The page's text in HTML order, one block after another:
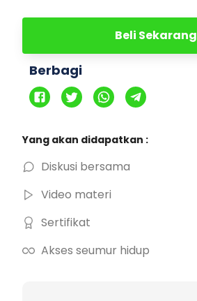
Beli Sekarang
Berbagi
Yang akan didapatkan :
Diskusi bersama
Video materi
Sertifikat
Akses seumur hidup